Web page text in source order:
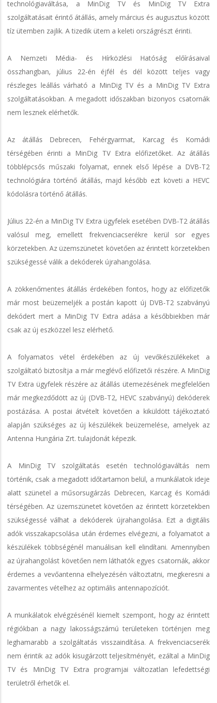
technológiaváltása, a MinDig TV és MinDig TV Extra
szolgáltatásait érintő átállás, amely március és augusztus között
tíz ütemben zajlik. A tizedik ütem a keleti országrészt érinti.
A Nemzeti Média- és Hírközlési Hatóság előírásaival
összhangban, július 22-én éjfél és dél között teljes vagy
részleges leállás várható a MinDig TV és a MinDig TV Extra
szolgáltatásokban. A megadott időszakban bizonyos csatornák
nem lesznek elérhetők.
Az átállás Debrecen, Fehérgyarmat, Karcag és Komádi
térségében érinti a MinDig TV Extra előfizetőket. Az átállás
többlépcsős műszaki folyamat, ennek első lépése a DVB-T2
technológiára történő átállás, majd később ezt követi a HEVC
kódolásra történő átállás.
Július 22-én a MinDig TV Extra ügyfelek esetében DVB-T2 átállás
valósul meg, emellett frekvenciacserékre kerül sor egyes
körzetekben. Az üzemszünetet követően az érintett körzetekben
szükségessé válik a dekóderek újrahangolása.
A zökkenőmentes átállás érdekében fontos, hogy az előfizetők
már most beüzemeljék a postán kapott új DVB-T2 szabványú
dekódert mert a MinDig TV Extra adása a későbbiekben már
csak az új eszközzel lesz elérhető.
A folyamatos vétel érdekében az új vevőkészülékeket a
szolgáltató biztosítja a már meglévő előfizetői részére. A MinDig
TV Extra ügyfelek részére az átállás ütemezésének megfelelően
már megkezdődött az új (DVB-T2, HEVC szabványú) dekóderek
postázása. A postai átvételt követően a kiküldött tájékoztató
alapján szükséges az új készülékek beüzemelése, amelyek az
Antenna Hungária Zrt. tulajdonát képezik.
A MinDig TV szolgáltatás esetén technológiaváltás nem
történik, csak a megadott időtartamon belül, a munkálatok ideje
alatt szünetel a műsorsugárzás Debrecen, Karcag és Komádi
térségében. Az üzemszünetet követően az érintett körzetekben
szükségessé válhat a dekóderek újrahangolása. Ezt a digitális
adók visszakapcsolása után érdemes elvégezni, a folyamatot a
készülékek többségénél manuálisan kell elindítani. Amennyiben
az újrahangolást követően nem láthatók egyes csatornák, akkor
érdemes a vevőantenna elhelyezésén változtatni, megkeresni a
zavarmentes vételhez az optimális antennapozíciót.
A munkálatok elvégzésénél kiemelt szempont, hogy az érintett
régiókban a nagy lakosságszámú területeken történjen meg
leghamarabb a szolgáltatás visszaindítása. A frekvenciacserék
nem érintik az adók kisugárzott teljesítményét, ezáltal a MinDig
TV és MinDig TV Extra programjai változatlan lefedettségi
területről érhetők el.